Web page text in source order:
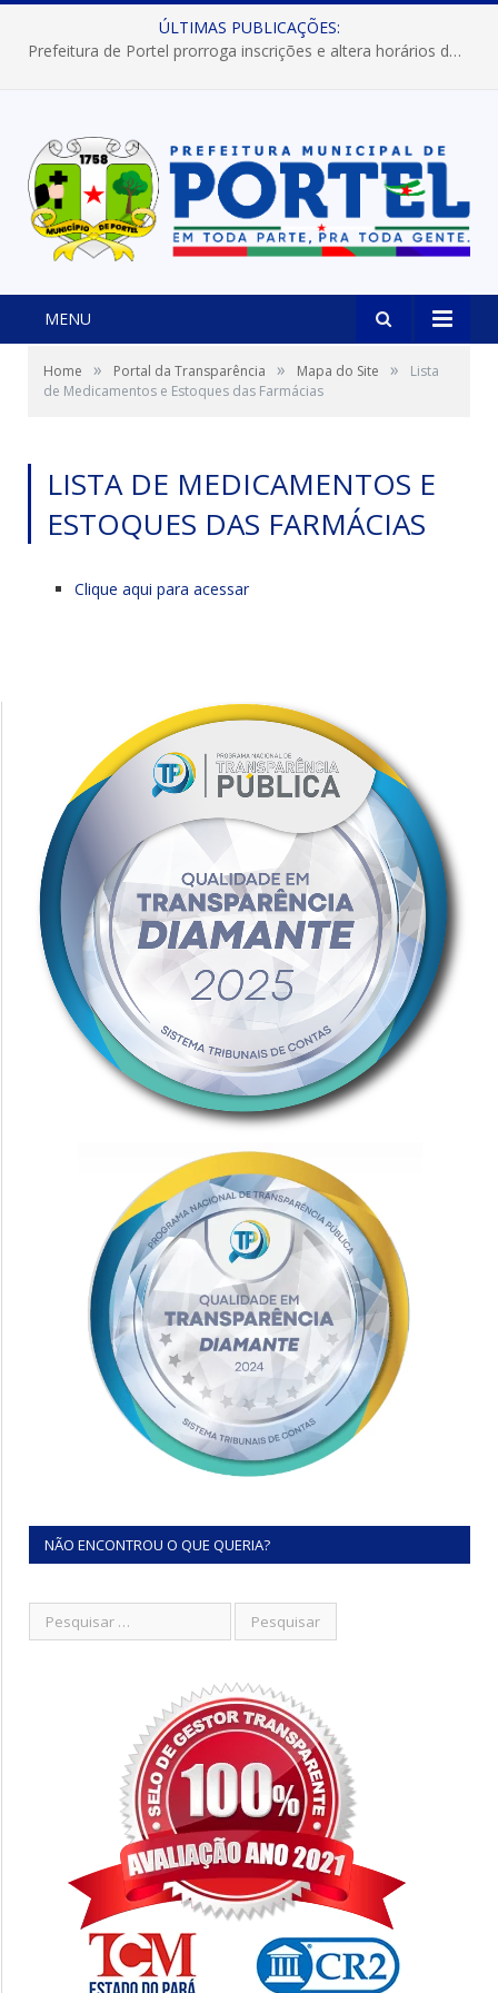
ÚLTIMAS PUBLICAÇÕES:
Prefeitura de Portel prorroga inscrições e altera horários dos concursos “Musa” e “Miss Mix Verão 2026”
MENU
Home » Portal da Transparência » Mapa do Site »
Lista
de Medicamentos e Estoques das Farmácias
LISTA DE MEDICAMENTOS E
ESTOQUES DAS FARMÁCIAS
Clique aqui para acessar
NÃO ENCONTROU O QUE QUERIA?